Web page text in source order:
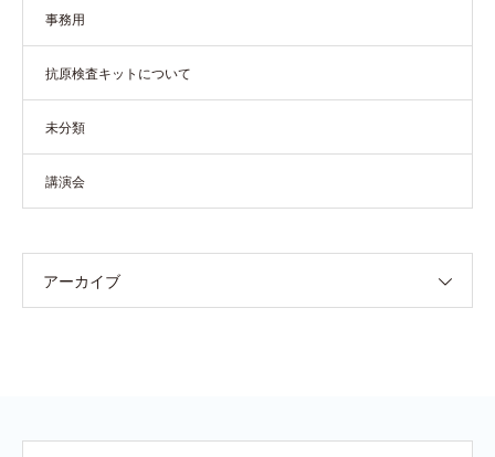
事務用
抗原検査キットについて
未分類
講演会
アーカイブ